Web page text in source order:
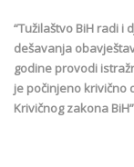
“Tužilaštvo BiH radi i
dešavanja
godine provodi
je počinjeno krivično
Krivičnog zakona